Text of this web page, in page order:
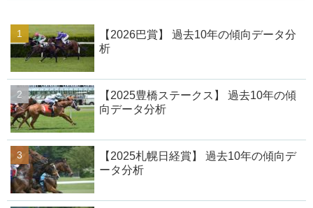
【2026巴賞】 過去10年の傾向データ分
析
【2025豊橋ステークス】 過去10年の傾
向データ分析
【2025札幌日経賞】 過去10年の傾向デ
ータ分析